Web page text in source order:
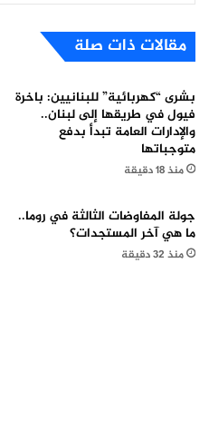
مقالات ذات صلة
بشرى “كهربائية” للبنانيين: باخرة
فيول في طريقها إلى لبنان..
والإدارات العامة تبدأ بدفع
متوجباتها
منذ 18 دقيقة
جولة المفاوضات الثالثة في روما..
ما هي آخر المستجدات؟
منذ 32 دقيقة